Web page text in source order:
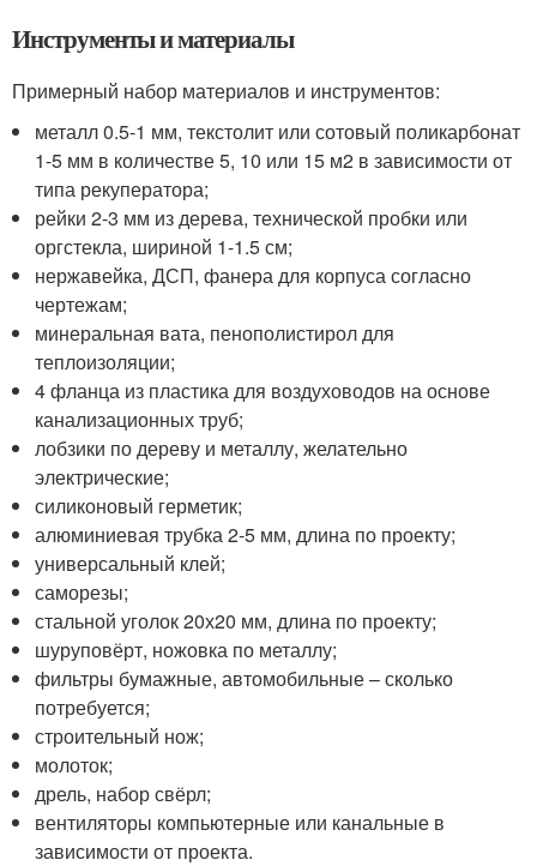
Инструменты и материалы
Примерный набор материалов и инструментов:
металл 0.5-1 мм, текстолит или сотовый поликарбонат
1-5 мм в количестве 5, 10 или 15 м2 в зависимости от
типа рекуператора;
рейки 2-3 мм из дерева, технической пробки или
оргстекла, шириной 1-1.5 см;
нержавейка, ДСП, фанера для корпуса согласно
чертежам;
минеральная вата, пенополистирол для
теплоизоляции;
4 фланца из пластика для воздуховодов на основе
канализационных труб;
лобзики по дереву и металлу, желательно
электрические;
силиконовый герметик;
алюминиевая трубка 2-5 мм, длина по проекту;
универсальный клей;
саморезы;
стальной уголок 20х20 мм, длина по проекту;
шуруповёрт, ножовка по металлу;
фильтры бумажные, автомобильные – сколько
потребуется;
строительный нож;
молоток;
дрель, набор свёрл;
вентиляторы компьютерные или канальные в
зависимости от проекта.